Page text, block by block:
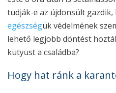
tudják-e az újdonsült gazdik,
egészségük védelmének
lehető legjobb döntést
kutyust a családba?
Hogy hat ránk a